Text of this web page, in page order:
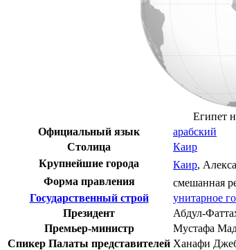
Египет
Официальный язык
арабский
Столица
Каир
Крупнейшие города
Каир,
Форма правления смешанная
Государственный строй
унитарное
Президент
Абдул-
Премьер-министр
Мустафа
Спикер Палаты представителей Ханафи